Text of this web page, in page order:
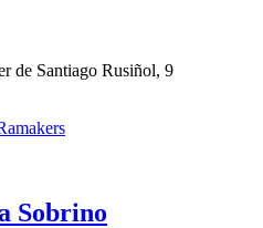
de Santiago Rusiñol, 9
Sobrino